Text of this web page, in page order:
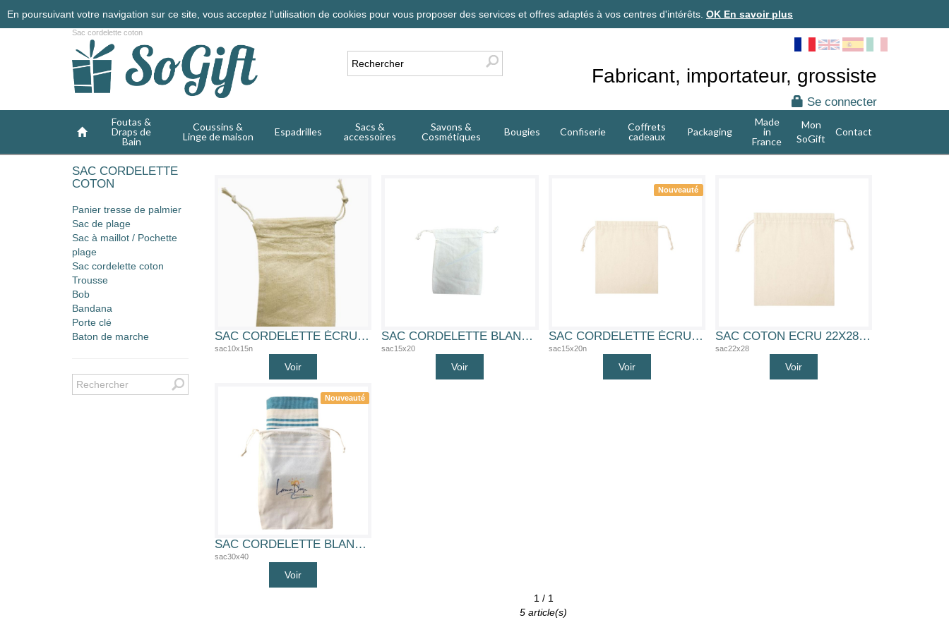
En poursuivant votre navigation sur ce site, vous acceptez l'utilisation de cookies pour vous proposer des services et offres adaptés à vos centres d'intérêts. OK En savoir plus
Sac cordelette coton
Fabricant, importateur, grossiste
Se connecter
Foutas &
Draps de
Bain
Coussins &
Linge de maison
Espadrilles
Sacs &
accessoires
Savons &
Cosmétiques
Bougies Confiserie
Coffrets
cadeaux
Packaging
Made
in
France
Mon
SoGift
Contact
SAC CORDELETTE
COTON
Panier tresse de palmier
Sac de plage
Sac à maillot / Pochette
plage
Sac cordelette coton
Trousse
Bob
Bandana
Porte clé
Baton de marche
SAC CORDELETTE ÉCRU 10X15 CM 100% COTON
sac10x15n
Voir
SAC CORDELETTE BLANC 15X20 CM 100% COTON
sac15x20
Voir
Nouveauté
SAC CORDELETTE ÉCRU 15X20 CM 100% COTON
sac15x20n
Voir
SAC COTON ECRU 22X28CM (SAC COTON 22X28)
sac22x28
Voir
Nouveauté
SAC CORDELETTE BLANC 30X40 CM 100% COTON
sac30x40
Voir
1 / 1
5 article(s)